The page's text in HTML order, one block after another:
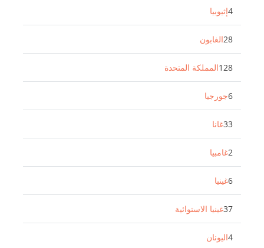
إثيوبيا4
الغابون28
المملكة المتحدة128
جورجيا6
غانا33
غامبيا2
غينيا6
غينيا الاستوائية37
اليونان4